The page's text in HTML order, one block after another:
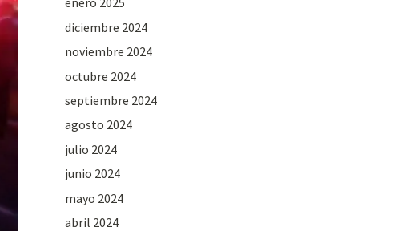
diciembre 2024
noviembre 2024
octubre 2024
septiembre 2024
agosto 2024
julio 2024
junio 2024
mayo 2024
abril 2024